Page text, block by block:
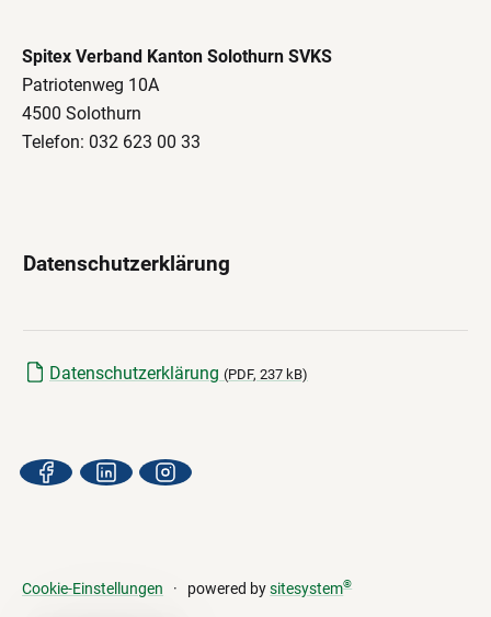
Spitex Verband Kanton Solothurn SVKS
Patriotenweg 10A
4500 Solothurn
Telefon: 032 623 00 33
Datenschutzerklärung
Datenschutzerklärung (PDF, 237 kB)
Cookie-Einstellungen powered bysitesystem®